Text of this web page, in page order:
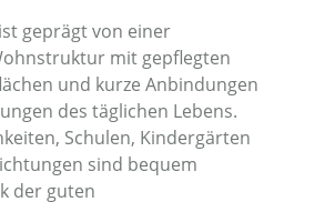
geprägt von einer
mit gepflegten
und kurze Anbindungen
des täglichen Lebens.
Schulen, Kindergärten
sind bequem
der guten